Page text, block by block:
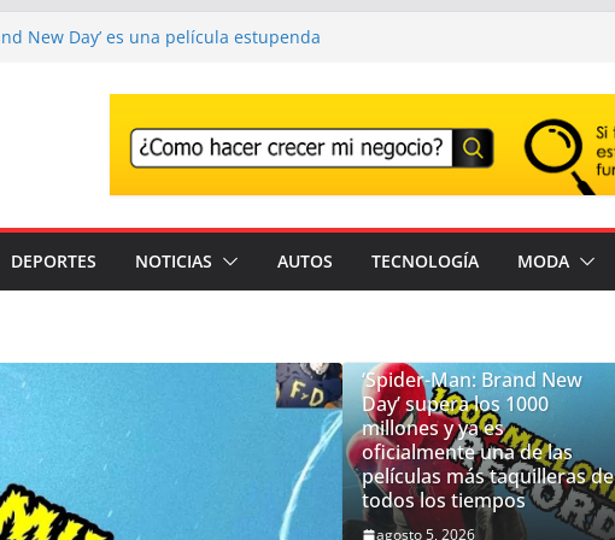
New Day’ es una película estupenda
de las películas más taquilleras de
a Franco Baresi, en un funeral
el Festival que transforma los
experiencia musical irrepetible: Corona
DEPORTES NOTICIAS AUTOS TECNOLOGÍA MODA
‘Spider-Man: Brand New
Day’ supera los 1000
millones y ya es
oficialmente una de las
películas más taquilleras de
todos los tiempos
agosto 5, 2026